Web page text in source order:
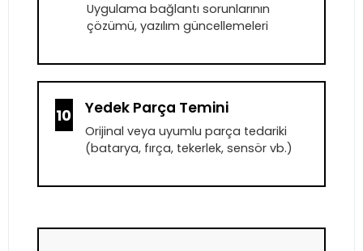
Uygulama bağlantı sorunlarının
çözümü, yazılım güncellemeleri
10 Yedek Parça Temini
Orijinal veya uyumlu parça tedariki
(batarya, fırça, tekerlek, sensör vb.)